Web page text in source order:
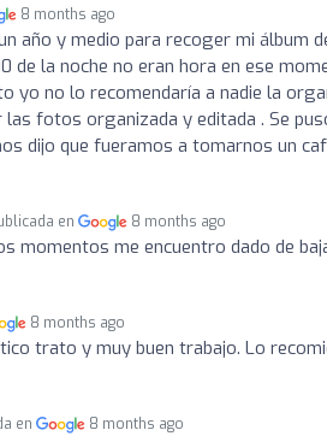
8 months ago
año y medio para recoger mi álbum
de la noche no eran hora en ese
yo no lo recomendaría a nadie la
fotos organizada y editada . Se
dijo que fueramos a tomarnos un
en 8 months ago
momentos me encuentro dado de
8 months ago
trato y muy buen trabajo. Lo
en 8 months ago